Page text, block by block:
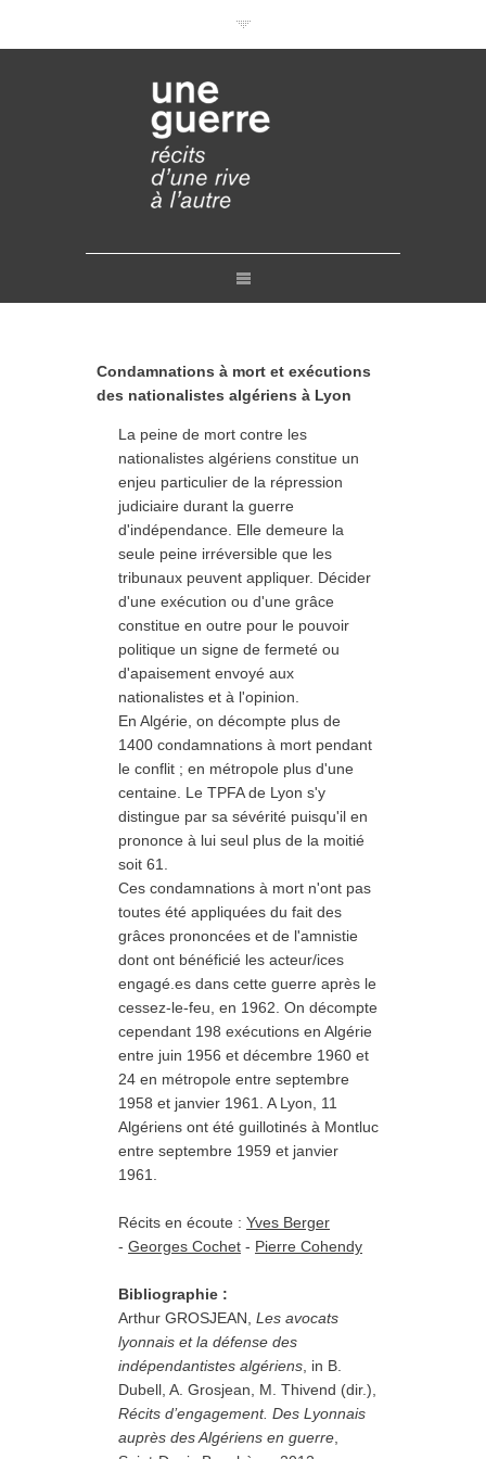
Conférences en ligne
Pourquoi et comment ?
Retours
Condamnations à mort et exécutions
des nationalistes algériens à Lyon
La peine de mort contre les
nationalistes algériens constitue un
enjeu particulier de la répression
judiciaire durant la guerre
d'indépendance. Elle demeure la
seule peine irréversible que les
tribunaux peuvent appliquer. Décider
d'une exécution ou d'une grâce
constitue en outre pour le pouvoir
politique un signe de fermeté ou
d'apaisement envoyé aux
nationalistes et à l'opinion.
En Algérie, on décompte plus de
1400 condamnations à mort pendant
le conflit ; en métropole plus d'une
centaine. Le TPFA de Lyon s'y
distingue par sa sévérité puisqu'il en
prononce à lui seul plus de la moitié
soit 61.
Ces condamnations à mort n'ont pas
toutes été appliquées du fait des
grâces prononcées et de l'amnistie
dont ont bénéficié les acteur/ices
engagé.es dans cette guerre après le
cessez-le-feu, en 1962. On décompte
cependant 198 exécutions en Algérie
entre juin 1956 et décembre 1960 et
24 en métropole entre septembre
1958 et janvier 1961. A Lyon, 11
Algériens ont été guillotinés à Montluc
entre septembre 1959 et janvier
1961.
Récits en écoute : Yves Berger
- Georges Cochet - Pierre Cohendy
Bibliographie :
Arthur GROSJEAN, Les avocats
lyonnais et la défense des
indépendantistes algériens , in B.
Dubell, A. Grosjean, M. Thivend (dir.),
Récits d’engagement. Des Lyonnais
auprès des Algériens en guerre